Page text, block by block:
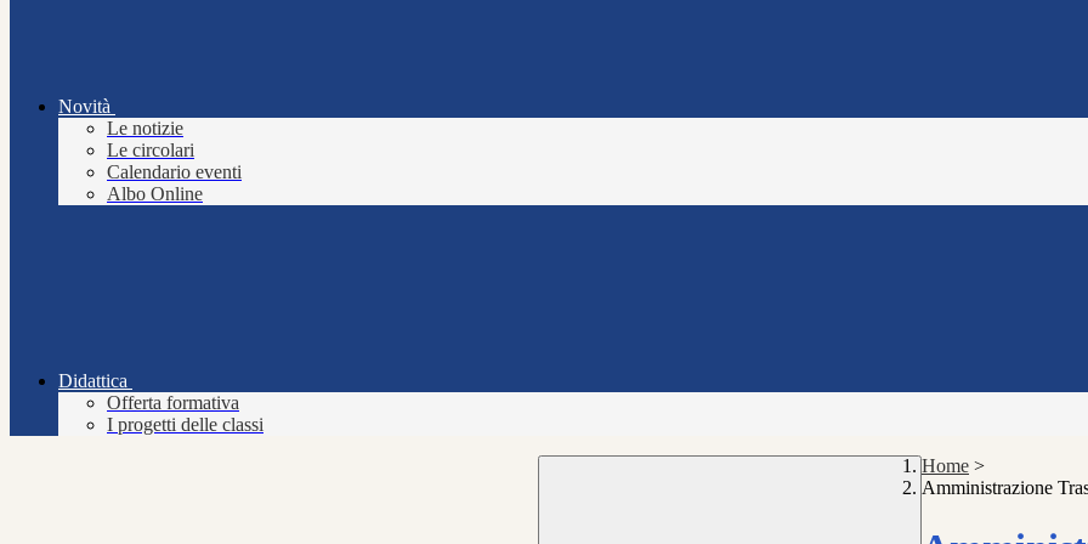
Novità
Le notizie
Le circolari
Calendario eventi
Albo Online
Didattica
Offerta formativa
I progetti delle classi
Home >
Amministrazione